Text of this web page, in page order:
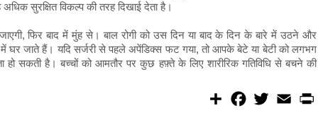
सुरक्षित विकल्प की तरह दिखाई देता है।
फिर बाद में मुंह से। बाल रोगी को उस दिन या बाद के दिन के बारे में उठने और
घर जाते हैं। यदि सर्जरी से पहले अपेंडिक्स फट गया, तो आपके बेटे या बेटी को लगभग
सकती है। बच्चों को आमतौर पर कुछ हफ़्ते के लिए शारीरिक गतिविधि से बचने की
S
h
F
a
T
w
E
m